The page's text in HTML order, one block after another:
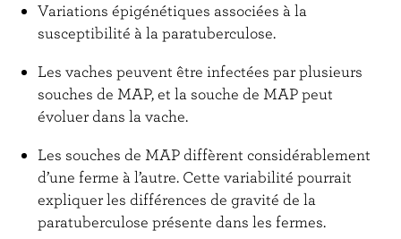
Variations épigénétiques associées à la
susceptibilité à la paratuberculose.
Les vaches peuvent être infectées par plusieurs
souches de MAP, et la souche de MAP peut
évoluer dans la vache.
Les souches de MAP diffèrent considérablement
d’une ferme à l’autre. Cette variabilité pourrait
expliquer les différences de gravité de la
paratuberculose présente dans les fermes.